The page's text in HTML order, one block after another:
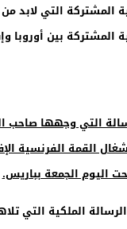
المشتركة التي لابد
بين أوروبا
التي وجهها صاحب
القمة الفرنسية
اليوم الجمعة بباريس.
الملكية التي